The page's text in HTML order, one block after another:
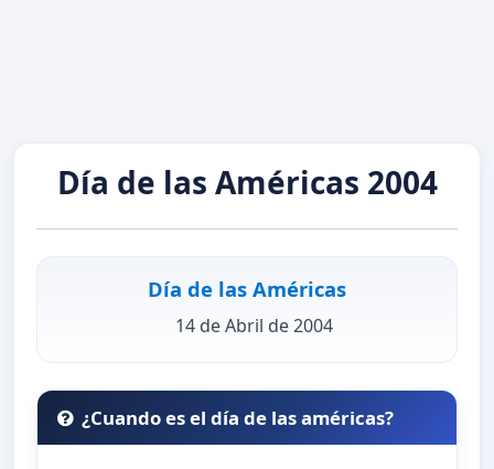
Día de las Américas 2004
Día de las Américas
14 de Abril de 2004
¿Cuando es el día de las américas?